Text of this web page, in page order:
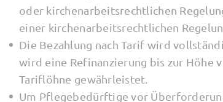
oder kirchenarbeitsrechtlichen
einer kirchenarbeitsrechtlichen
Die Bezahlung nach Tarif wird
wird eine Refinanzierung bis zur Höhe
Tariflöhne gewährleistet.
Um Pflegebedürftige vor